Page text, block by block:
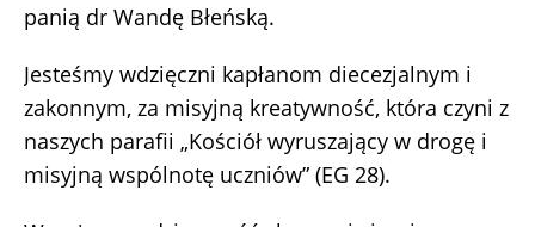
panią dr Wandę Błeńską.
Jesteśmy wdzięczni kapłanom diecezjalnym i
zakonnym, za misyjną kreatywność, która czyni z
naszych parafii „Kościół wyruszający w drogę i
misyjną wspólnotę uczniów” (EG 28).